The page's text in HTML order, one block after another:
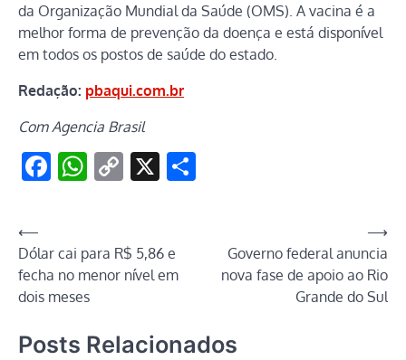
da Organização Mundial da Saúde (OMS). A vacina é a
melhor forma de prevenção da doença e está disponível
em todos os postos de saúde do estado.
Redação: pbaqui.com.br
Com Agencia Brasil
Facebook
WhatsApp
Copy
X
Navegação
de
Post
⟵
Dólar cai para R$ 5,86 e
fecha no menor nível em
dois meses
Governo federal anuncia
nova fase de apoio ao Rio
Grande do Sul
⟶
Posts Relacionados